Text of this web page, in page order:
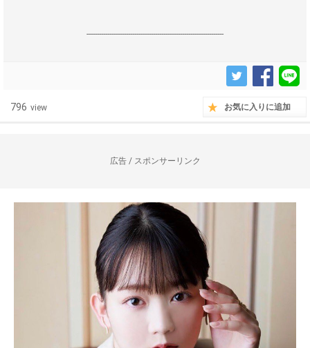
------------------------------------------------------------------
796 view お気に入りに追加
広告 / スポンサーリンク